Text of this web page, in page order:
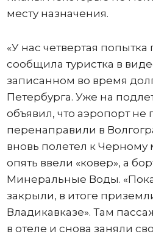
месту назначения.
«У нас четвертая попытка
сообщила туристка в
записанном во время
Петербурга. Уже на
объявил, что аэропорт
перенаправили в
вновь полетел к Черному
опять ввели «ковер», а
Минеральные Воды.
закрыли, в итоге
Владикавказе». Там
в отеле и снова заняли